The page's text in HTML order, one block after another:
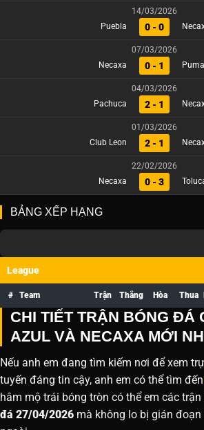
14/03/2026
Puebla
0 - 0
07/03/2026
Necaxa
0 - 1
04/03/2026
Pachuca
2 - 1
01/03/2026
Club Leon
2 - 1
22/02/2026
Necaxa
0 - 3
BẢNG XẾP HẠNG
League
# Team Trận Thắng Hòa Thua
CHI TIẾT TRẬN BÓNG ĐÁ
AZUL VÀ NECAXA MỚI
Nếu anh em đang tìm kiếm nơi để xem
tuyến đáng tin cậy, anh em có thể tìm đến
hâm mộ trái bóng tròn có thể em các trận
đá 27/04/2026 mà không lo bị gián đoạn